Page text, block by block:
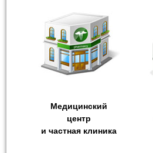
Медицинский
центр
и частная клиника